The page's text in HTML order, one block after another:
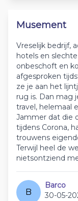
Musement
Vreselijk bedrijf,
hotels en
onbeschoft en
afgesproken
ze je aan het
rug is. Dan mag
travel, helemaal
Jammer dat die
tijdens Corona,
trouwens
Terwijl heel de
nietsontziend
B
Barco
30-05-